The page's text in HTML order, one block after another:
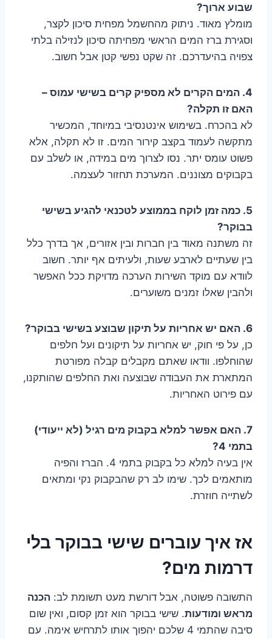
שבוע ארוך?
מומלץ מאוד. ניתוק מהחשמל מפחית סיכון לקצר,
וסגירת ברז המים הראשי מפחיתה סיכון לנזילה בלתי
צפויה בהיעדרכם. זה שקט נפשי קטן אבל חשוב.
4. המים הקרים לא מספיק קרים בשישי עמוס –
האם זו תקלה?
לא בהכרח. בשימוש אינטנסיבי במיוחד, המכשיר
מתקשה לעמוד בקצב קירור המים. זו לא תקלה, אלא
פשוט עומס יתר. נסו לצרוך מים במידה, או לשלב עם
בקבוקים מצוננים. המערכת תחזור לעצמה.
5. כמה זמן לוקח בממוצע לטכנאי להגיע בשישי
בבוקר?
זה משתנה מאוד בין חברות ובין אזורים, אך בדרך כלל
בין שעתיים לארבע שעות, ולעיתים אף יותר. חשוב
לוודא עם מוקד השירות הערכה מדויקת ככל האפשר
ולהבין שאלו זמנים משוערים.
6. האם יש אחריות על תיקון שבוצע בשישי בבוקר?
כן, על פי חוק, יש אחריות על תיקונים ועל חלפים
שהוחלפו. וודאו שאתם מקבלים קבלה מפורטת
המתארת את העבודה שבוצעה ואת החלפים שהותקנו,
עם פירוט האחריות.
7. האם אפשר למלא בקבוק מים רגיל (לא ייעודי)
בתמי 4?
אין בעיה למלא כל בקבוק בתמי 4. הברז והפיה
מותאמים לכך. שימו לב רק שהבקבוק נקי ומתאים
לשתייה חוזרת.
אז איך עוברים שישי בבוקר בלי
דרמות מים?
התשובה פשוטה, אבל דורשת מעט תשומת לב: הכנה
מראש ומודעות. שישי בבוקר הוא זמן קסום, ואין שום
סיבה שהתמי 4 שלכם יהפוך אותו לתרחיש אימה. עם